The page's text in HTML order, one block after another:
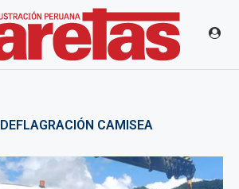
DEFLAGRACIÓN CAMISEA